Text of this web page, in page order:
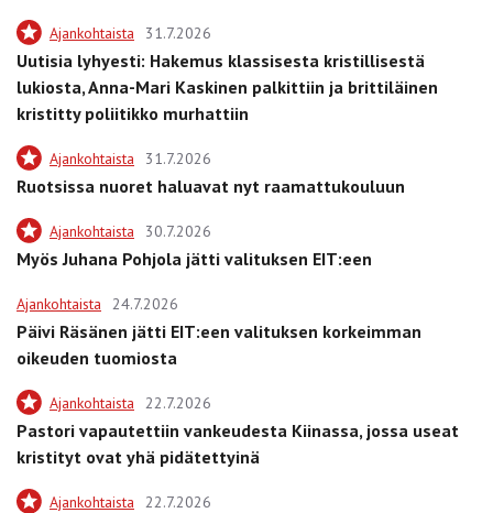
Ajankohtaista 31.7.2026
Uutisia lyhyesti: Hakemus klassisesta kristillisestä
lukiosta, Anna-Mari Kaskinen palkittiin ja brittiläinen
kristitty poliitikko murhattiin
Ajankohtaista 31.7.2026
Ruotsissa nuoret haluavat nyt raamattukouluun
Ajankohtaista 30.7.2026
Myös Juhana Pohjola jätti valituksen EIT:een
Ajankohtaista 24.7.2026
Päivi Räsänen jätti EIT:een valituksen korkeimman
oikeuden tuomiosta
Ajankohtaista 22.7.2026
Pastori vapautettiin vankeudesta Kiinassa, jossa useat
kristityt ovat yhä pidätettyinä
Ajankohtaista 22.7.2026